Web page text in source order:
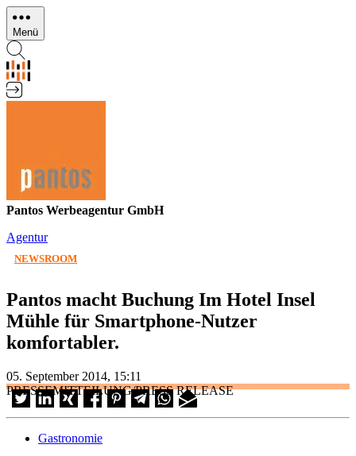
Direkt
zum
Inhalt
Menü
Pantos Werbeagentur GmbH
Agentur
NEWSROOM
Pantos macht Buchung Im Hotel Insel
Mühle für Smartphone-Nutzer
komfortabler.
05. September 2014, 15:11
PRESSEMITTEILUNG/PRESS RELEASE
Gastronomie